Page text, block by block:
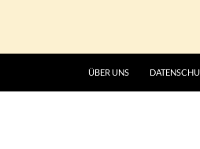
ÜBER UNS